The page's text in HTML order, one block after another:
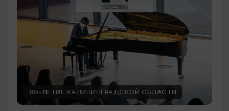
80-ЛЕТИЕ КАЛИНИНГРАДСКОЙ ОБЛАСТИ